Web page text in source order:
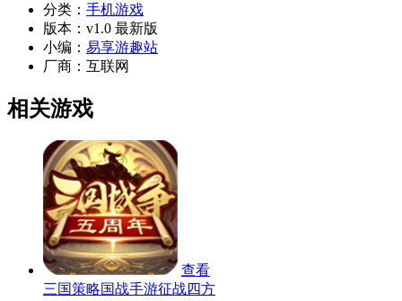
分类： 手机游戏
版本： v1.0 最新版
小编： 易享游趣站
厂商： 互联网
相关游戏
查看
三国策略国战手游征战四方